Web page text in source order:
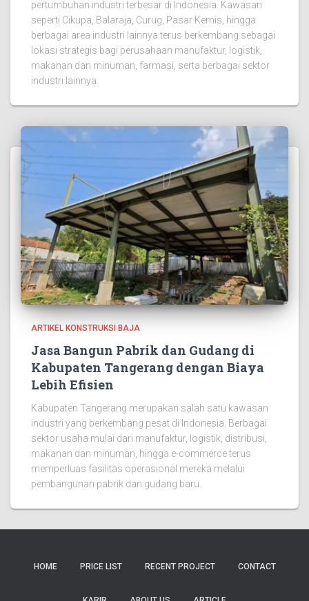
pertumbuhan industri terbesar di Indonesia. Kawasan
seperti Cikupa, Balaraja, Curug, Pasar Kemis, hingga
berbagai area industri lainnya terus berkembang sebagai
lokasi strategis bagi perusahaan manufaktur, logistik,
makanan dan minuman, farmasi, serta berbagai sektor
industri lainnya.
ARTIKEL KONSTRUKSI BAJA
Jasa Bangun Pabrik dan Gudang di
Kabupaten Tangerang dengan Biaya
Lebih Efisien
Kabupaten Tangerang merupakan salah satu kawasan
industri yang berkembang pesat di Indonesia. Berbagai
sektor usaha mulai dari manufaktur, logistik, distribusi,
makanan dan minuman, hingga e-commerce terus
memperluas fasilitas operasional mereka melalui
pembangunan pabrik dan gudang baru.
HOME PRICE LIST RECENT PROJECT CONTACT